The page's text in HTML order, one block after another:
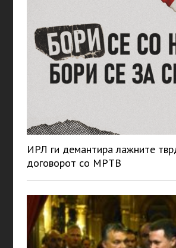
ИРЛ ги демантира лажните
договорот со МРТВ